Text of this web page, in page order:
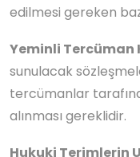
edilmesi gereken
Yeminli Tercüman
sunulacak
tercümanlar
alınması gereklidir.
Hukuki Terimlerin